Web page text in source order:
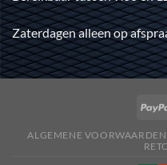
Zaterdagen alleen op
ALGEMENE VOORWAARDEN